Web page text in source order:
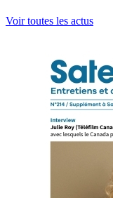
Voir toutes les actus